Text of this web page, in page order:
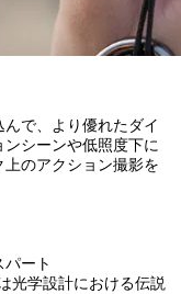
で、より優れたダイ
シーンや低照度下に
のアクション撮影を
ート
光学設計における伝説